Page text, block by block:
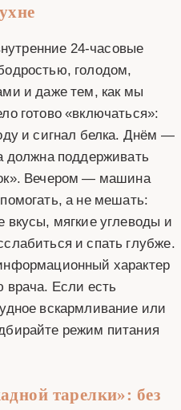
24-часовые
голодом,
и даже тем, как мы
готово «включаться»:
и сигнал белка. Днём —
должна поддерживать
Вечером — машина
а не мешать:
вкусы, мягкие углеводы и
и спать глубже.
характер
врача. Если есть
вскармливание или
режим питания
тарелки»: без